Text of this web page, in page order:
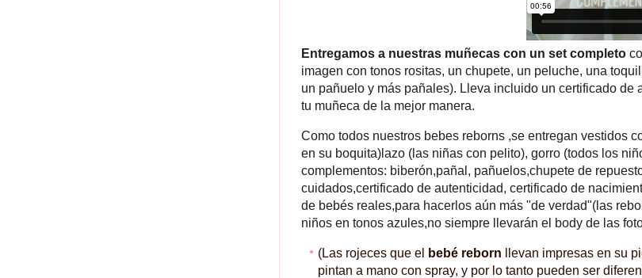
Entregamos a nuestras muñecas con un set completo
imagen con tonos rositas, un chupete, un peluche, una
un pañuelo y más pañales). Lleva incluido un certificado
tu muñeca de la mejor manera.
Como todos nuestros bebes reborns ,se entregan vestidos
en su boquita)lazo (las niñas con pelito), gorro (todos los
complementos: biberón,pañal, pañuelos,chupete de
cuidados,certificado de autenticidad, certificado de
de bebés reales,para hacerlos aún más "de verdad"(las
niños en tonos azules,no siempre llevarán el body de las
(Las rojeces que el bebé reborn llevan impresas en su
pintan a mano con spray, y por lo tanto pueden ser